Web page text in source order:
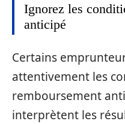
Ignorez les
anticipé
Certains
attentivement les
remboursement
interprètent les